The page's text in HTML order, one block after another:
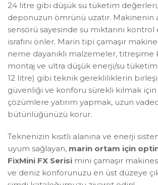
24 litre gibi düşük su tüketim değerleri,
deponuzun ömrünü uzatır. Makinenin
sensörü sayesinde su miktarını kontrol
israfını önler. Marin tipi çamaşır
neme dayanıklı malzemeler, titreşime
montaj ve ultra düşük enerji/su
12 litre) gibi teknik gerekliliklerin
güvenliği ve konforu sürekli kılmak için
çözümlere yatırım yapmak, uzun
bütünlüğünüzü korur.
Teknenizin kısıtlı alanına ve enerji
uyum sağlayan, marin ortam için
FixMini FX Serisi mini çamaşır
ve deniz konforunuzu en üst düzeye